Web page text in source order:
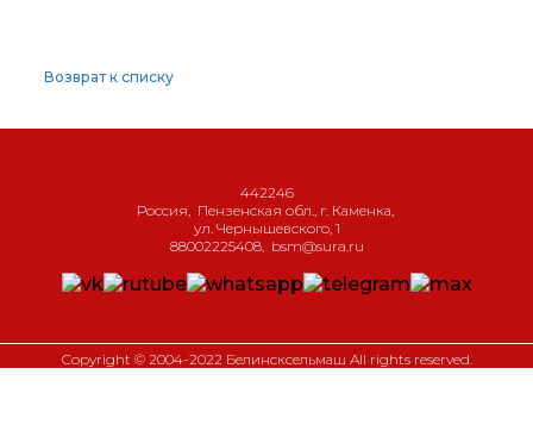
Возврат к списку
442246
Россия
Пензенская обл., г. Каменка
ул. Чернышевского, 1
88002225408, bsm@sura.ru
Copyright © 2004-2022 Белинсксельмаш All rights reserved.